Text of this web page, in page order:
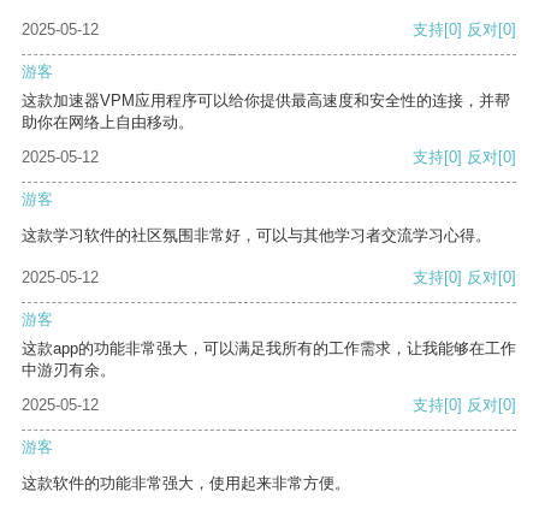
2025-05-12 支持[0] 反对[0]
游客
这款加速器VPM应用程序可以给你提供最高速度和安全性的连接，并帮
助你在网络上自由移动。
2025-05-12
支持[0] 反对[0]
游客
这款学习软件的社区氛围非常好，可以与其他学习者交流学习心得。
2025-05-12 支持[0] 反对[0]
游客
这款app的功能非常强大，可以满足我所有的工作需求，让我能够在工作
中游刃有余。
2025-05-12
支持[0] 反对[0]
游客
这款软件的功能非常强大，使用起来非常方便。